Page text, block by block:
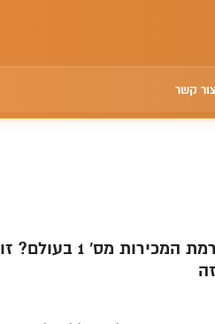
קשר
רוצים להצטרף לשאר הסוחרים שהבינו שאמזון היא פלטפורמת המכירות מס' 1 בעולם? זו